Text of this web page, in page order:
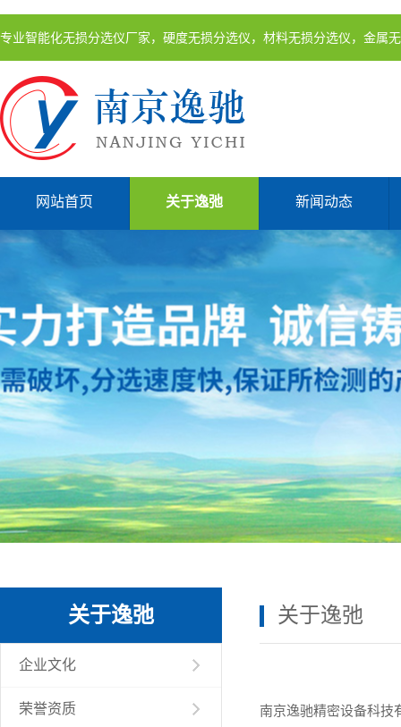
专业智能化无损分选仪厂家，硬度无损分选仪，材料无损分选仪，金属
网站首页 关于逸弛 新闻动态
关于逸弛
企业文化
荣誉资质
关于逸弛
南京逸驰精密设备科技